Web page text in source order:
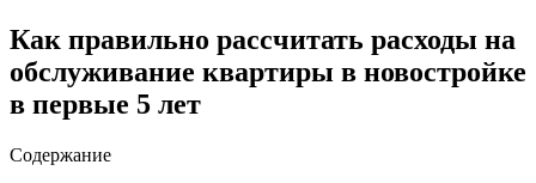
Как правильно рассчитать расходы на
обслуживание квартиры в новостройке
в первые 5 лет
Содержание